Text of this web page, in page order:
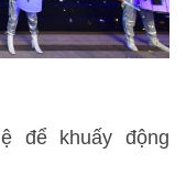
để khuấy động